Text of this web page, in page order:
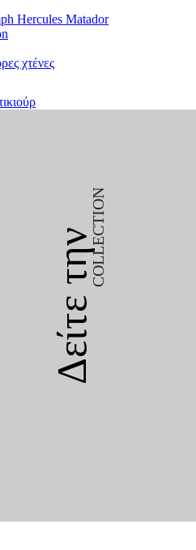
Hercules Matador
χτένες
Δείτε τηνCOLLECTION